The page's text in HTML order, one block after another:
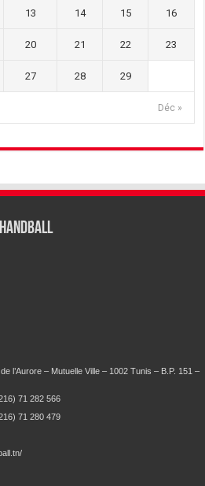
Déc »
13 14 15 16
20 21 22 23
27 28 29
l’Aurore – Mutuelle Ville – 1002 Tunis – B.P. 151 –
71 282 566
71 280 479